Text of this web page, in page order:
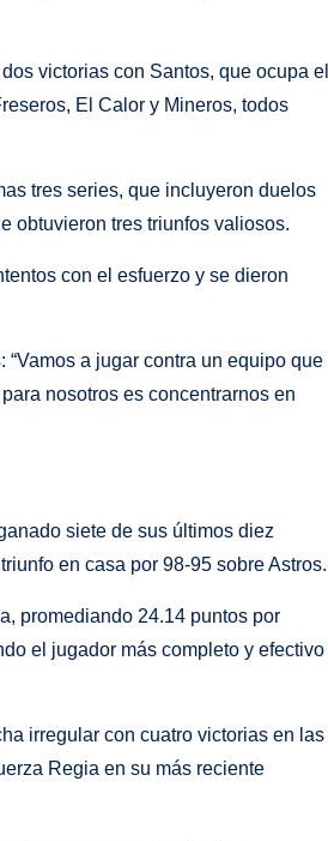
victorias con Santos, que ocupa el
El Calor y Mineros, todos
tres series, que incluyeron duelos
obtuvieron tres triunfos valiosos.
con el esfuerzo y se dieron
a jugar contra un equipo que
nosotros es concentrarnos en
siete de sus últimos diez
en casa por 98-95 sobre Astros.
promediando 24.14 puntos por
el jugador más completo y efectivo
irregular con cuatro victorias en las
Regia en su más reciente